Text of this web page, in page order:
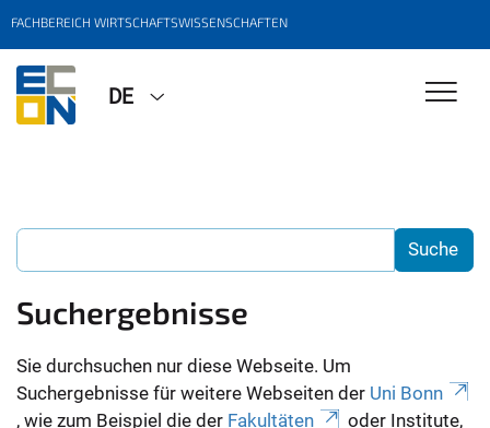
FACHBEREICH WIRTSCHAFTSWISSENSCHAFTEN
DE
Suchergebnisse
Sie durchsuchen nur diese Webseite. Um
Suchergebnisse für weitere Webseiten der Uni Bonn
, wie zum Beispiel die der Fakultäten
oder Institute,